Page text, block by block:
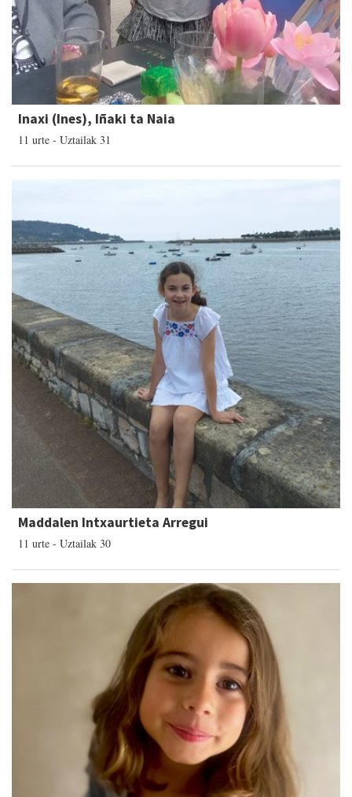
Inaxi (Ines), Iñaki ta Naia
11 urte - Uztailak 31
Maddalen Intxaurtieta Arregui
11 urte - Uztailak 30